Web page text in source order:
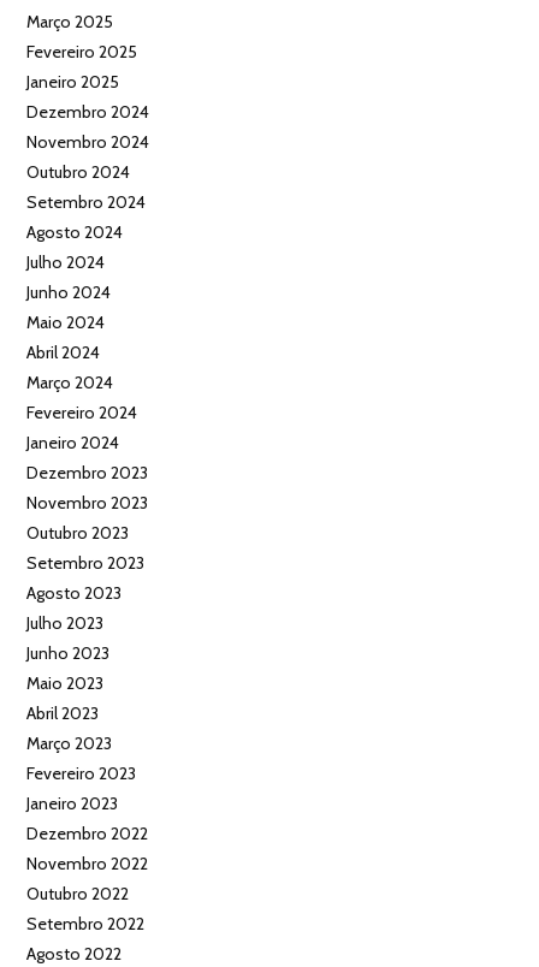
Março 2025
Fevereiro 2025
Janeiro 2025
Dezembro 2024
Novembro 2024
Outubro 2024
Setembro 2024
Agosto 2024
Julho 2024
Junho 2024
Maio 2024
Abril 2024
Março 2024
Fevereiro 2024
Janeiro 2024
Dezembro 2023
Novembro 2023
Outubro 2023
Setembro 2023
Agosto 2023
Julho 2023
Junho 2023
Maio 2023
Abril 2023
Março 2023
Fevereiro 2023
Janeiro 2023
Dezembro 2022
Novembro 2022
Outubro 2022
Setembro 2022
Agosto 2022